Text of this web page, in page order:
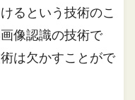
るという技術のこ
像認識の技術で
は欠かすことがで